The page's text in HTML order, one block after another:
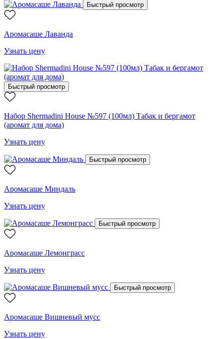
Быстрый просмотр
Аромасаше Лаванда
Узнать цену
Быстрый просмотр
Набор Shermadini House №597 (100мл) Табак и бергамот
(аромат для дома)
Узнать цену
Быстрый просмотр
Аромасаше Миндаль
Узнать цену
Быстрый просмотр
Аромасаше Лемонграсс
Узнать цену
Быстрый просмотр
Аромасаше Вишневый мусс
Узнать цену